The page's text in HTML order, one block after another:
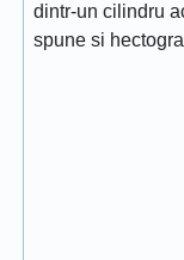
dintr-un cilindru
spune si